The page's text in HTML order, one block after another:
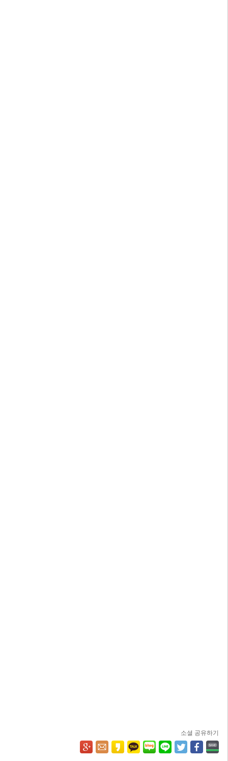
소셜 공유하기